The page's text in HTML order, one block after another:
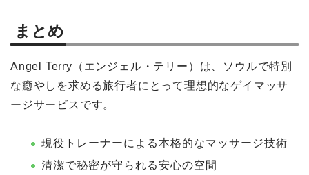
まとめ
Angel Terry（エンジェル・テリー）は、ソウルで特別
な癒やしを求める旅行者にとって理想的なゲイマッサ
ージサービスです。
現役トレーナーによる本格的なマッサージ技術
清潔で秘密が守られる安心の空間